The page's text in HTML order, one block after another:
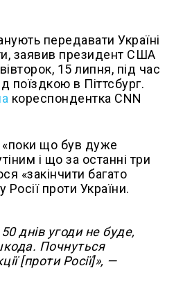
передавати Україні
заявив президент США
15 липня, під час
поїздкою в Піттсбург.
кореспондентка CNN
що був дуже
і що за останні три
«закінчити багато
Росії проти України.
днів угоди не буде,
Почнуться
[проти Росії]», —